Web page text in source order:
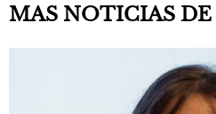
MAS NOTICIAS